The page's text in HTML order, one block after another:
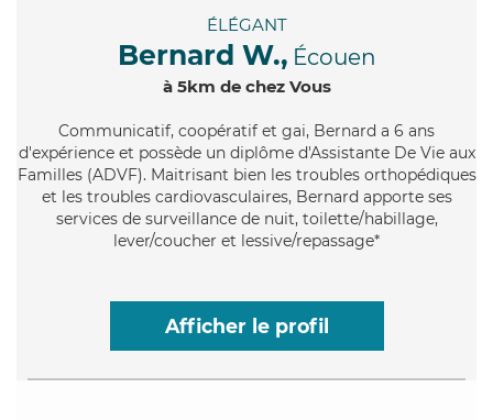
ÉLÉGANT
Bernard W., Écouen
à 5km de chez Vous
Communicatif, coopératif et gai, Bernard a 6 ans
d'expérience et possède un diplôme d'Assistante De Vie aux
Familles (ADVF). Maitrisant bien les troubles orthopédiques
et les troubles cardiovasculaires, Bernard apporte ses
services de surveillance de nuit, toilette/habillage,
lever/coucher et lessive/repassage*
Afficher le profil